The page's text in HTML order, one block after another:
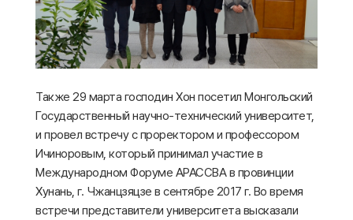
Также 29 марта господин Хон посетил Монгольский
Государственный научно-технический университет,
и провел встречу с проректором и профессором
Ичиноровым, который принимал участие в
Международном Форуме АРАССВА в провинции
Хунань, г. Чжанцзяцзе в сентябре 2017 г. Во время
встречи представители университета высказали